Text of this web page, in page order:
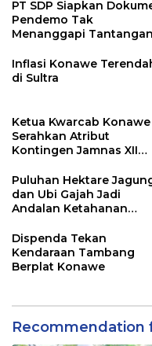
PT SDP Siapkan
Pendemo Tak
Menanggapi Tantangan
Inflasi Konawe
di Sultra
Ketua Kwarcab Konawe
Serahkan Atribut
Kontingen Jamnas XII
Puluhan Hektare
dan Ubi Gajah Jadi
Andalan Ketahanan
Dispenda Tekan
Kendaraan Tambang
Berplat Konawe
Recommendation